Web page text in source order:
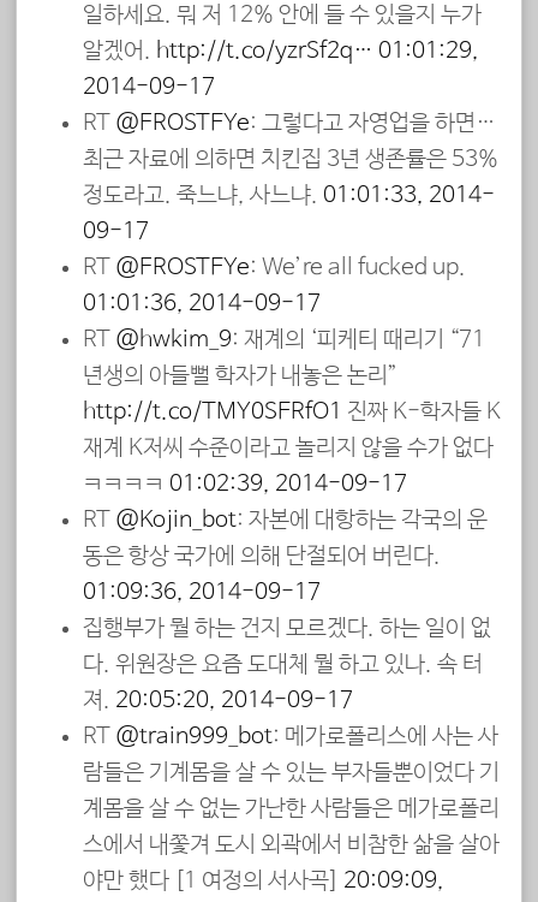
일하세요. 뭐 저 12% 안에 들 수 있을지 누가
알겠어. http://t.co/yzrSf2q… 01:01:29,
2014-09-17
RT @FROSTEYe: 그렇다고 자영업을 하면…
최근 자료에 의하면 치킨집 3년 생존률은 53%
정도라고. 죽느냐, 사느냐. 01:01:33, 2014-
09-17
RT @FROSTEYe: We’re all fucked up.
01:01:36, 2014-09-17
RT @hwkim_9: 재계의 ‘피케티 때리기 “71
년생의 아들뻘 학자가 내놓은 논리”
http://t.co/TMY0SERfO1 진짜 K-학자들 K
재계 K저씨 수준이라고 놀리지 않을 수가 없다
ㅋㅋㅋㅋ 01:02:39, 2014-09-17
RT @Kojin_bot: 자본에 대항하는 각국의 운
동은 항상 국가에 의해 단절되어 버린다.
01:09:36, 2014-09-17
집행부가 뭘 하는 건지 모르겠다. 하는 일이 없
다. 위원장은 요즘 도대체 뭘 하고 있나. 속 터
져. 20:05:20, 2014-09-17
RT @train999_bot: 메가로폴리스에 사는 사
람들은 기계몸을 살 수 있는 부자들뿐이었다 기
계몸을 살 수 없는 가난한 사람들은 메가로폴리
스에서 내쫓겨 도시 외곽에서 비참한 삶을 살아
야만 했다 [1 여정의 서사곡] 20:09:09,